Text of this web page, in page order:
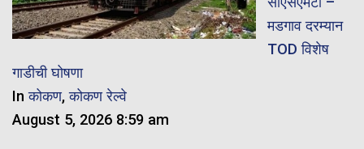
मडगाव दरम्यान
TOD विशेष
गाडीची घोषणा
Inकोकण,कोकण रेल्वे
August 5, 2026 8:59 am